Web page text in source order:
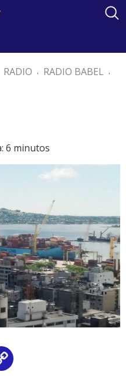
RADIO . RADIO BABEL .
6 minutos